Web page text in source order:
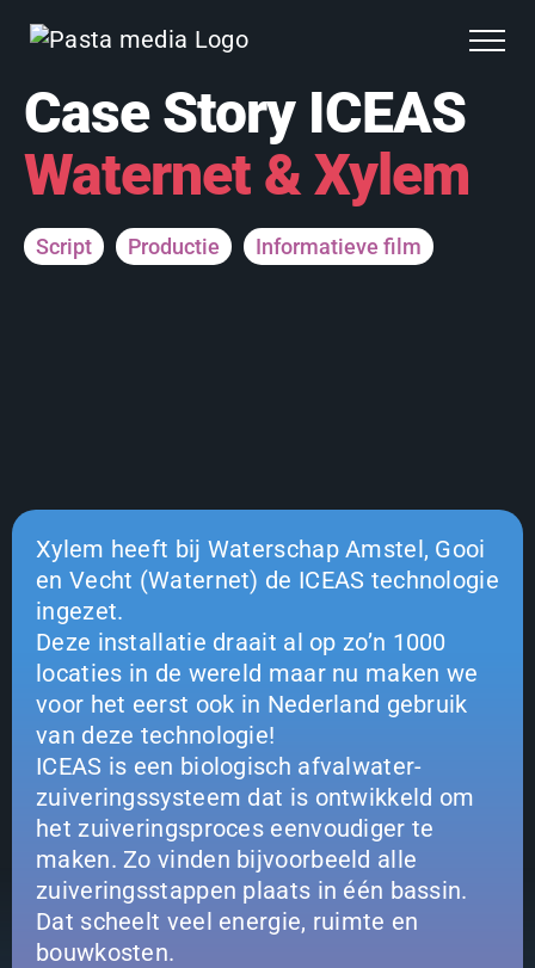
naar
Case Story ICEAS
Waternet & Xylem
Script Productie Informatieve film
Xylem heeft bij Waterschap Amstel, Gooi
en Vecht (Waternet) de ICEAS technologie
ingezet.
Deze installatie draait al op zo’n 1000
locaties in de wereld maar nu maken we
voor het eerst ook in Nederland gebruik
van deze technologie!
ICEAS is een biologisch afvalwater-
zuiveringssysteem dat is ontwikkeld om
het zuiveringsproces eenvoudiger te
maken. Zo vinden bijvoorbeeld alle
zuiveringsstappen plaats in één bassin.
Dat scheelt veel energie, ruimte en
bouwkosten.